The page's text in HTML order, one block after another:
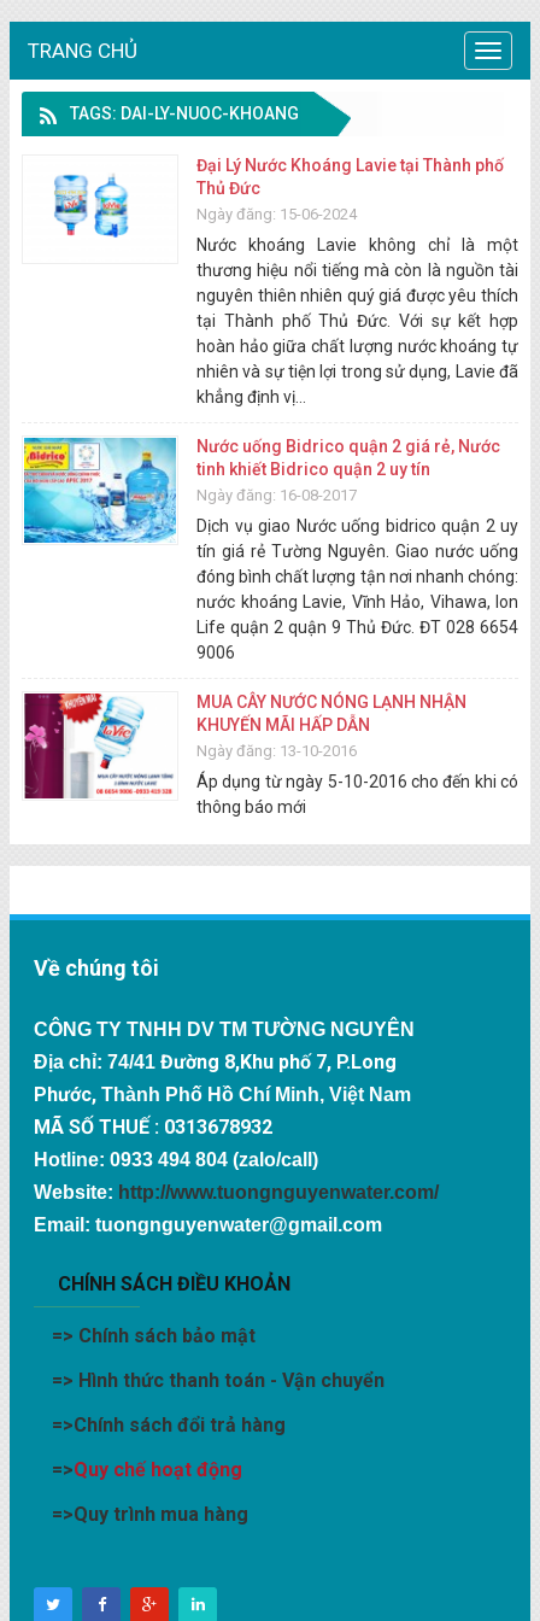
TRANG CHỦ
Trang
chủ
TAGS: DAI-LY-NUOC-KHOANG
Đại Lý Nước Khoáng Lavie tại Thành phố
Thủ Đức
Ngày đăng: 15-06-2024
Nước khoáng Lavie không chỉ là một
thương hiệu nổi tiếng mà còn là nguồn tài
nguyên thiên nhiên quý giá được yêu thích
tại Thành phố Thủ Đức. Với sự kết hợp
hoàn hảo giữa chất lượng nước khoáng tự
nhiên và sự tiện lợi trong sử dụng, Lavie đã
khẳng định vị...
Nước uống Bidrico quận 2 giá rẻ, Nước
tinh khiết Bidrico quận 2 uy tín
Ngày đăng: 16-08-2017
Dịch vụ giao Nước uống bidrico quận 2 uy
tín giá rẻ Tường Nguyên. Giao nước uống
đóng bình chất lượng tận nơi nhanh chóng:
nước khoáng Lavie, Vĩnh Hảo, Vihawa, Ion
Life quận 2 quận 9 Thủ Đức. ĐT 028 6654
9006
MUA CÂY NƯỚC NÓNG LẠNH NHẬN
KHUYẾN MÃI HẤP DẪN
Ngày đăng: 13-10-2016
Áp dụng từ ngày 5-10-2016 cho đến khi có
thông báo mới
Về chúng tôi
CÔNG TY TNHH DV TM TƯỜNG NGUYÊN
Địa chỉ: 74/41 Đường 8,Khu phố 7, P.Long
Phước, Thành Phố Hồ Chí Minh, Việt Nam
MÃ SỐ THUẾ : 0313678932
Hotline: 0933 494 804 (zalo/call)
Website: http://www.tuongnguyenwater.com/
Email: tuongnguyenwater@gmail.com
CHÍNH SÁCH ĐIỀU KHOẢN
=> Chính sách bảo mật
=> Hình thức thanh toán - Vận chuyển
=>Chính sách đổi trả hàng
=>Quy chế hoạt động
=>Quy trình mua hàng